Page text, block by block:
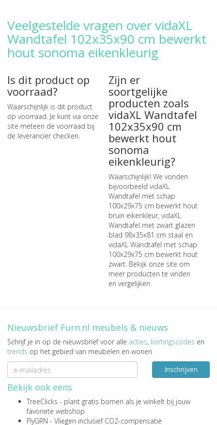
Veelgestelde vragen over vidaXL
Wandtafel 102x35x90 cm bewerkt
hout sonoma eikenkleurig
Is dit product op
voorraad?
Waarschijnlijk is dit product
op voorraad. Je kunt via onze
site meteen de voorraad bij
de leverancier checken.
Zijn er
soortgelijke
producten zoals
vidaXL Wandtafel
102x35x90 cm
bewerkt hout
sonoma
eikenkleurig?
Waarschijnlijk! We vonden
bijvoorbeeld vidaXL
Wandtafel met schap
100x29x75 cm bewerkt hout
bruin eikenkleur, vidaXL
Wandtafel met zwart glazen
blad 98x35x81 cm staal en
vidaXL Wandtafel met schap
100x29x75 cm bewerkt hout
zwart. Bekijk onze site om
meer producten te vinden
en vergelijken.
Nieuwsbrief Furn.nl meubels & nieuws
Schrijf je in op de nieuwsbrief voor alle acties, kortingscodes en
trends op het gebied van meubelen en wonen
Inschrijven
Bekijk ook eens
TreeClicks - plant gratis bomen als je winkelt bij jouw
favoriete webshop
FlyGRN - Vliegen inclusief CO2-compensatie